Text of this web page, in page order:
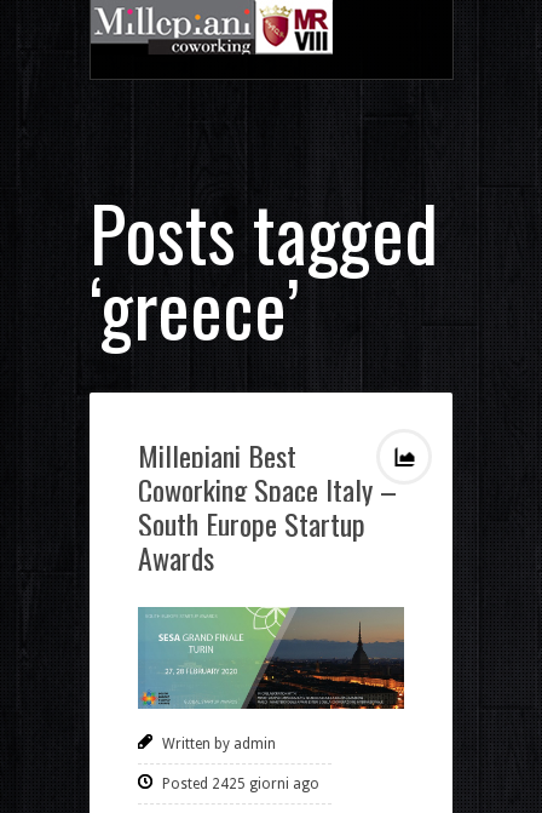
Posts tagged
‘greece’
Millepiani Best
Coworking Space Italy –
South Europe Startup
Awards
Written by admin
Posted 2425 giorni ago